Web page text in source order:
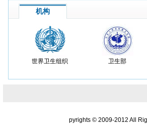
次到
是比
感觉
药都
机构
世界卫生组织 卫生部
pyrights © 2009-2012 All